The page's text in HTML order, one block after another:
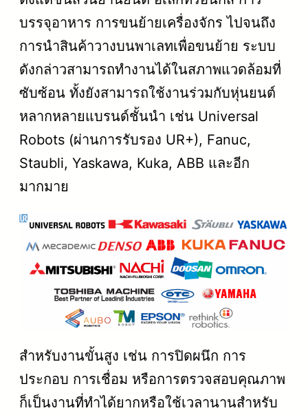
บรรจุอาหาร การขนย้ายเครื่องจักร ไปจนถึง
การนำสินค้าวางบนพาเลทเพื่อขนย้าย ระบบ
ดังกล่าวสามารถทำงานได้ในสภาพแวดล้อมที่
ซับซ้อน ทั้งยังสามารถใช้งานร่วมกับหุ่นยนต์
หลากหลายแบรนด์ชั้นนำ เช่น Universal
Robots (ผ่านการรับรอง UR+), Fanuc,
Staubli, Yaskawa, Kuka, ABB และอีก
มากมาย
สำหรับงานขั้นสูง เช่น การปิดผนึก การ
ประกอบ การเชื่อม หรือการตรวจสอบคุณภาพ
ก็เป็นงานที่ทำได้ยากหรือใช้เวลานานสำหรับ